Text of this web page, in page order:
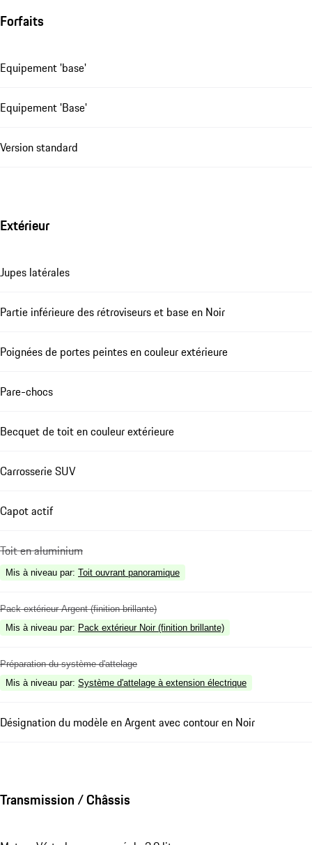
Forfaits
Equipement 'base'
Equipement 'Base'
Version standard
Extérieur
Jupes latérales
Partie inférieure des rétroviseurs et base en Noir
Poignées de portes peintes en couleur extérieure
Pare-chocs
Becquet de toit en couleur extérieure
Carrosserie SUV
Capot actif
Toit en aluminium
Mis à niveau par: Toit ouvrant panoramique
Pack extérieur Argent (finition brillante)
Mis à niveau par: Pack extérieur Noir (finition brillante)
Préparation du système d'attelage
Mis à niveau par: Système d'attelage à extension électrique
Désignation du modèle en Argent avec contour en Noir
Transmission / Châssis